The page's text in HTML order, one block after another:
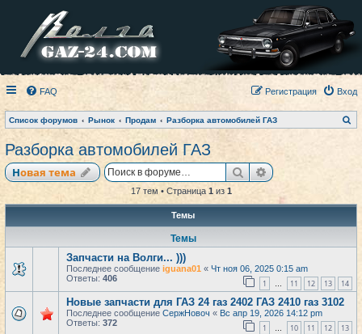
FAQ Вход
Регистрация
Список форумов Рынок Продам Разборка автомобилей ГАЗ
о
Разборка автомобилей ГАЗ
Новая тема ПоискРасширенный
17 тем • Страница 1из 1
Темы
Темы
Запчасти на Волги... )))
Последнее сообщение iguana01 « Чт ноя 06, 2025 0:15 am
Ответы: 406 1 … 11 12 13 14
Новые запчасти для ГАЗ 24 газ 2402 ГАЗ 2410 газ 3102
Последнее сообщение СержНовоч « Вс апр 19, 2026 14:12 pm
Ответы: 372 1 … 10 11 12 13